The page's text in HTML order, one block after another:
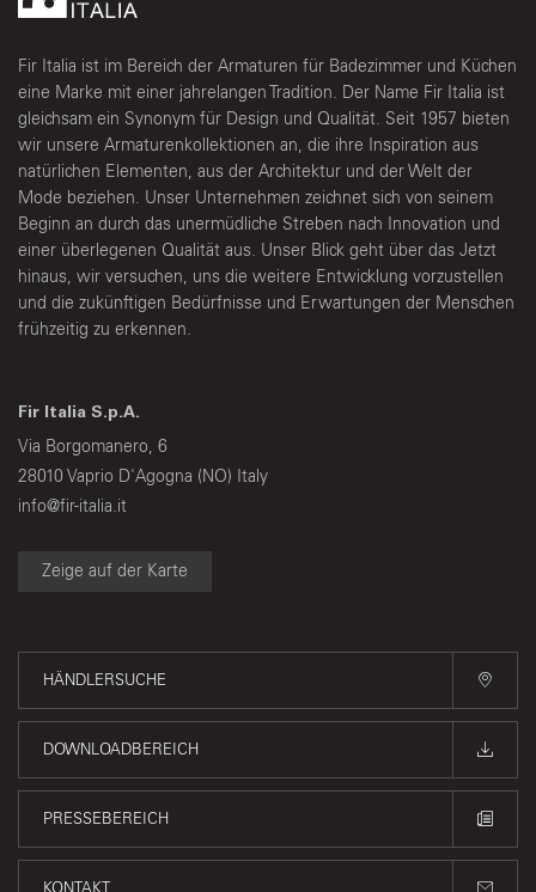
Fir Italia ist im Bereich der Armaturen für Badezimmer und Küchen
eine Marke mit einer jahrelangen Tradition. Der Name Fir Italia ist
gleichsam ein Synonym für Design und Qualität. Seit 1957 bieten
wir unsere Armaturenkollektionen an, die ihre Inspiration aus
natürlichen Elementen, aus der Architektur und der Welt der
Mode beziehen. Unser Unternehmen zeichnet sich von seinem
Beginn an durch das unermüdliche Streben nach Innovation und
einer überlegenen Qualität aus. Unser Blick geht über das Jetzt
hinaus, wir versuchen, uns die weitere Entwicklung vorzustellen
und die zukünftigen Bedürfnisse und Erwartungen der Menschen
frühzeitig zu erkennen.
Fir Italia S.p.A.
Via Borgomanero, 6
28010 Vaprio D'Agogna (NO) Italy
info@fir-italia.it
Zeige auf der Karte
HÄNDLERSUCHE
DOWNLOADBEREICH
PRESSEBEREICH
KONTAKT